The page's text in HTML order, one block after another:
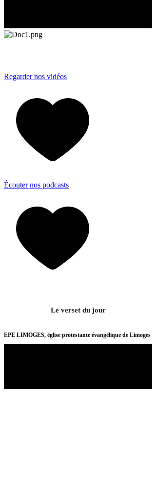
Regarder nos vidéos
Écouter nos podcasts
Le verset du jour
EPE LIMOGES, église protestante évangélique de Limoges